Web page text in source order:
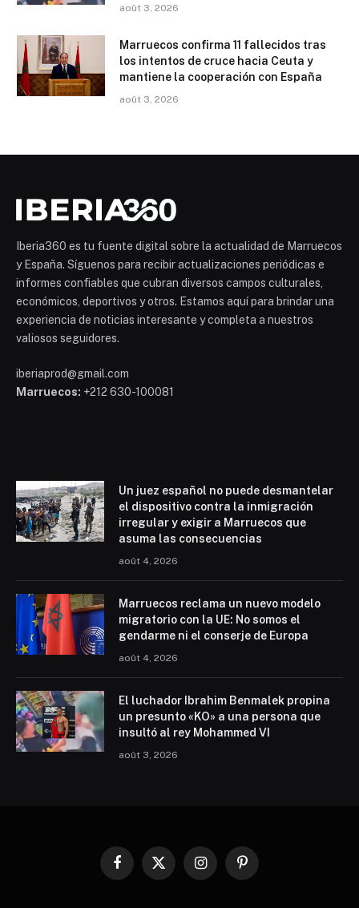
août 3, 2026
Marruecos confirma 11 fallecidos tras
los intentos de cruce hacia Ceuta y
mantiene la cooperación con España
août 3, 2026
Iberia360 es tu fuente digital sobre la actualidad de Marruecos
y España. Síguenos para recibir actualizaciones periódicas e
informes confiables que cubran diversos campos culturales,
económicos, deportivos y otros. Estamos aquí para brindar una
experiencia de noticias interesante y completa a nuestros
valiosos seguidores.
iberiaprod@gmail.com
Marruecos: +212 630-100081
Un juez español no puede desmantelar
el dispositivo contra la inmigración
irregular y exigir a Marruecos que
asuma las consecuencias
août 4, 2026
Marruecos reclama un nuevo modelo
migratorio con la UE: No somos el
gendarme ni el conserje de Europa
août 4, 2026
El luchador Ibrahim Benmalek propina
un presunto «KO» a una persona que
insultó al rey Mohammed VI
août 3, 2026
Facebook
X
InstagramPinterest